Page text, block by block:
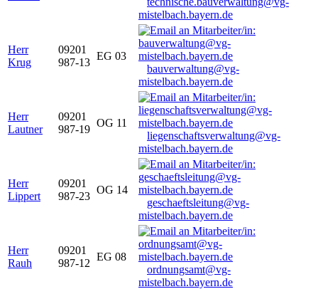
mistelbach.bayern.de
Herr
Krug
09201
987-13
EG 03
bauverwaltung@vg-
mistelbach.bayern.de
Herr
Lautner
09201
987-19
OG 11
liegenschaftsverwaltung@vg-
mistelbach.bayern.de
Herr
Lippert
09201
987-23
OG 14
geschaeftsleitung@vg-
mistelbach.bayern.de
Herr
Rauh
09201
987-12
EG 08
ordnungsamt@vg-
mistelbach.bayern.de